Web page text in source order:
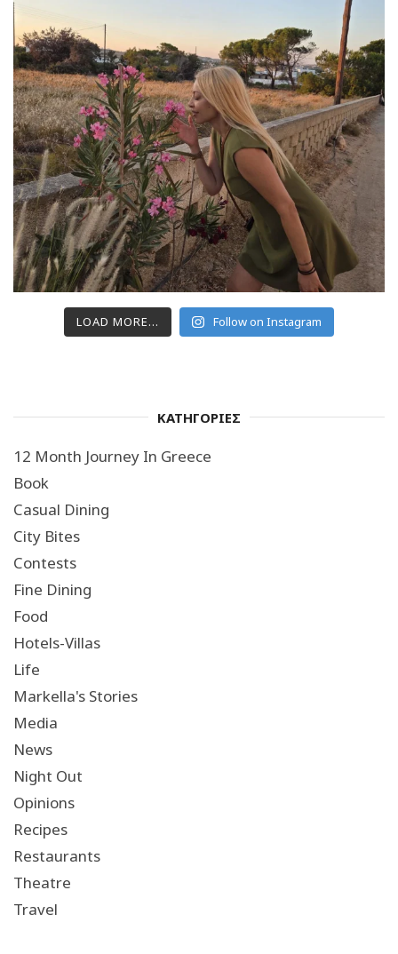
LOAD MORE... Follow on Instagram
ΚΑΤΗΓΟΡΙΕΣ
12 Month Journey In Greece
Book
Casual Dining
City Bites
Contests
Fine Dining
Food
Hotels-Villas
Life
Markella's Stories
Media
News
Night Out
Opinions
Recipes
Restaurants
Theatre
Travel